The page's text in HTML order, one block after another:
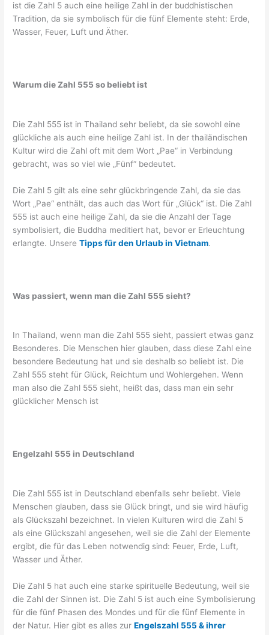
ist die Zahl 5 auch eine heilige Zahl in der buddhistischen
Tradition, da sie symbolisch für die fünf Elemente steht: Erde,
Wasser, Feuer, Luft und Äther.
Warum die Zahl 555 so beliebt ist
Die Zahl 555 ist in Thailand sehr beliebt, da sie sowohl eine
glückliche als auch eine heilige Zahl ist. In der thailändischen
Kultur wird die Zahl oft mit dem Wort „Pae“ in Verbindung
gebracht, was so viel wie „Fünf“ bedeutet.
Die Zahl 5 gilt als eine sehr glückbringende Zahl, da sie das
Wort „Pae“ enthält, das auch das Wort für „Glück“ ist. Die Zahl
555 ist auch eine heilige Zahl, da sie die Anzahl der Tage
symbolisiert, die Buddha meditiert hat, bevor er Erleuchtung
erlangte. UnsereTipps für den Urlaub in Vietnam.
Was passiert, wenn man die Zahl 555 sieht?
In Thailand, wenn man die Zahl 555 sieht, passiert etwas ganz
Besonderes. Die Menschen hier glauben, dass diese Zahl eine
besondere Bedeutung hat und sie deshalb so beliebt ist. Die
Zahl 555 steht für Glück, Reichtum und Wohlergehen. Wenn
man also die Zahl 555 sieht, heißt das, dass man ein sehr
glücklicher Mensch ist
Engelzahl 555 in Deutschland
Die Zahl 555 ist in Deutschland ebenfalls sehr beliebt. Viele
Menschen glauben, dass sie Glück bringt, und sie wird häufig
als Glückszahl bezeichnet. In vielen Kulturen wird die Zahl 5
als eine Glückszahl angesehen, weil sie die Zahl der Elemente
ergibt, die für das Leben notwendig sind: Feuer, Erde, Luft,
Wasser und Äther.
Die Zahl 5 hat auch eine starke spirituelle Bedeutung, weil sie
die Zahl der Sinnen ist. Die Zahl 5 ist auch eine Symbolisierung
für die fünf Phasen des Mondes und für die fünf Elemente in
der Natur. Hier gibt es alles zurEngelszahl 555 & ihrer